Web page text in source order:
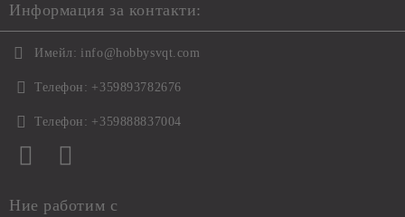
Информация за контакти:
Имейл: info@hobbysvqt.com
Телефон: +359893782676
Телефон: +359888837004
Ние работим с